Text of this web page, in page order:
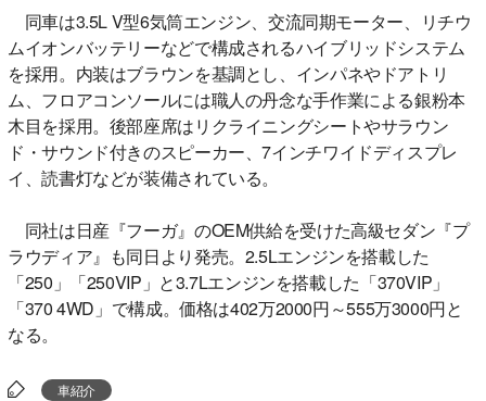
同車は3.5L V型6気筒エンジン、交流同期モーター、リチウ
ムイオンバッテリーなどで構成されるハイブリッドシステム
を採用。内装はブラウンを基調とし、インパネやドアトリ
ム、フロアコンソールには職人の丹念な手作業による銀粉本
木目を採用。後部座席はリクライニングシートやサラウン
ド・サウンド付きのスピーカー、7インチワイドディスプレ
イ、読書灯などが装備されている。
同社は日産『フーガ』のOEM供給を受けた高級セダン『プ
ラウディア』も同日より発売。2.5Lエンジンを搭載した
「250」「250VIP」と3.7Lエンジンを搭載した「370VIP」
「370 4WD」で構成。価格は402万2000円～555万3000円と
なる。
車紹介